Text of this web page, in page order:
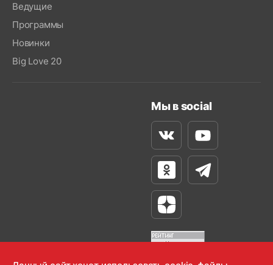
Ведущие
Программы
Новинки
Big Love 20
Мы в social
ВконтактеYoutube
Одноклассники
Телеграм
Яндекс Дзен